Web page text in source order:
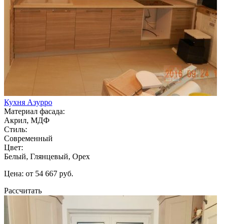
Кухня Азурро
Материал фасада:
Акрил, МДФ
Стиль:
Современный
Цвет:
Белый, Глянцевый, Орех
Цена: от 54 667 руб.
Рассчитать